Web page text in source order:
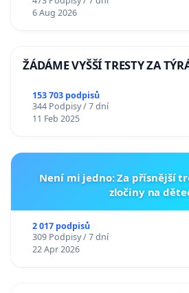
6 Aug 2026
ŽÁDÁME VYŠŠÍ TRESTY ZA
153 703 podpisů
344 Podpisy / 7 dní
11 Feb 2025
Není mi jedno: Za přísnější
zločiny na
2 017 podpisů
309 Podpisy / 7 dní
22 Apr 2026